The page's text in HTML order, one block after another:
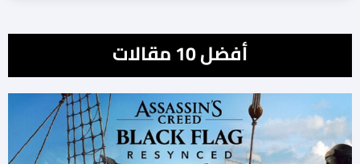
أفضل 10 مقالات